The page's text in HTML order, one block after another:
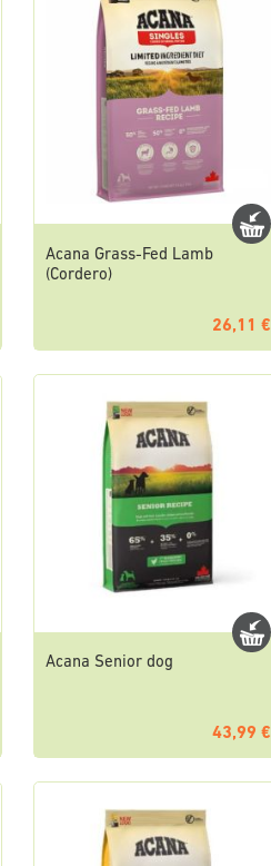
Acana Grass-Fed Lamb
(Cordero)
26,11 €
Acana Senior dog
43,99 €